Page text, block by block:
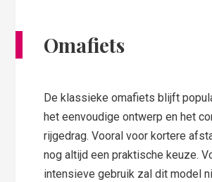
Omafiets
De klassieke omafiets blijft
het eenvoudige ontwerp en het
rijgedrag. Vooral voor kortere
nog altijd een praktische keuze.
intensieve gebruik zal dit model